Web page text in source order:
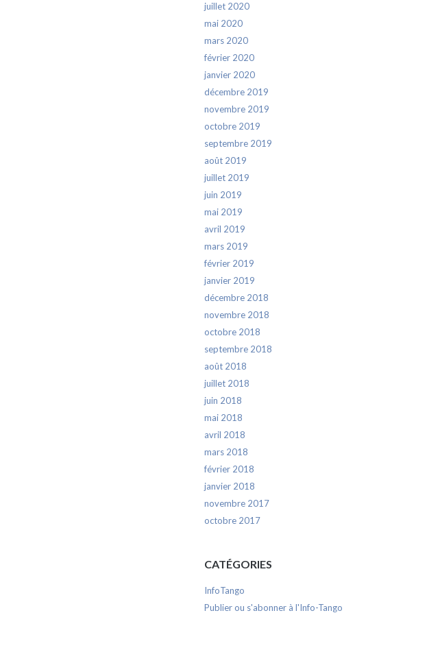
juillet 2020
mai 2020
mars 2020
février 2020
janvier 2020
décembre 2019
novembre 2019
octobre 2019
septembre 2019
août 2019
juillet 2019
juin 2019
mai 2019
avril 2019
mars 2019
février 2019
janvier 2019
décembre 2018
novembre 2018
octobre 2018
septembre 2018
août 2018
juillet 2018
juin 2018
mai 2018
avril 2018
mars 2018
février 2018
janvier 2018
novembre 2017
octobre 2017
CATÉGORIES
InfoTango
Publier ou s'abonner à l'Info-Tango